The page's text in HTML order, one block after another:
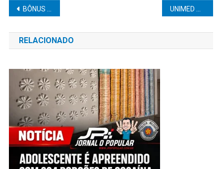
Navegação
de
Post
BÔNUS DEMOGRÁFICO: O QUE É E COMO PODE AJUDAR O PAÍS UNIMED MARÍLIA REFORÇA IMPORTÂNCIA DE HÁBITOS SAUDVÁVEIS NA LUTA CONTRA O TABAGISMO
RELACIONADO